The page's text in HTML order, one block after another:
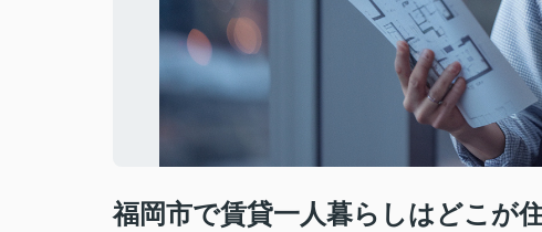
福岡市で賃貸一人暮らしはどこが